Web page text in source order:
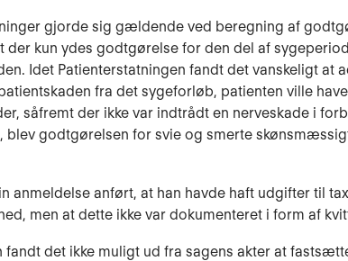
gjorde sig gældende ved beregning af
der kun ydes godtgørelse for den del af
Idet Patienterstatningen fandt det vanskeligt at
fra det sygeforløb, patienten ville
såfremt der ikke var indtrådt en nerveskade i
godtgørelsen for svie og smerte
anmeldelse anført, at han havde haft udgifter til
men at dette ikke var dokumenteret i form af
fandt det ikke muligt ud fra sagens akter at